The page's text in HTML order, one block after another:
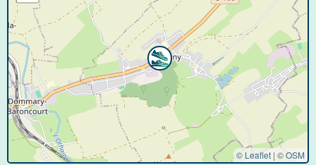
© Leaflet | ©OSM